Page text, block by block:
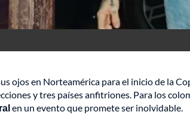
ojos en Norteamérica para el inicio de la
y tres países anfitriones. Para los
en un evento que promete ser inolvidable.